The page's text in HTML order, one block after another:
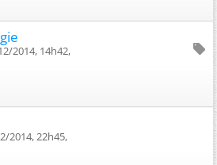
2014, 14h42,
2014, 22h45,